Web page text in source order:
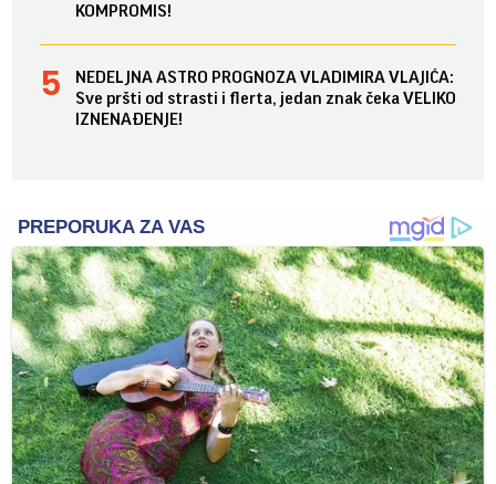
KOMPROMIS!
NEDELJNA ASTRO PROGNOZA VLADIMIRA VLAJIĆA:
Sve pršti od strasti i flerta, jedan znak čeka VELIKO
IZNENAĐENJE!